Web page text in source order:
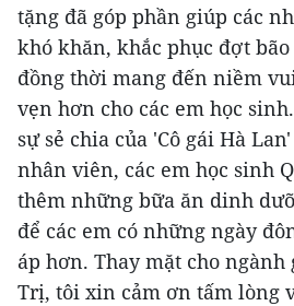
tặng đã góp phần giúp các
khó khăn, khắc phục đợt
đồng thời mang đến niềm
vẹn hơn cho các em học
sự sẻ chia của 'Cô gái Hà
nhân viên, các em học sinh
thêm những bữa ăn dinh
để các em có những ngày
áp hơn. Thay mặt cho ngành
Trị, tôi xin cảm ơn tấm lòng